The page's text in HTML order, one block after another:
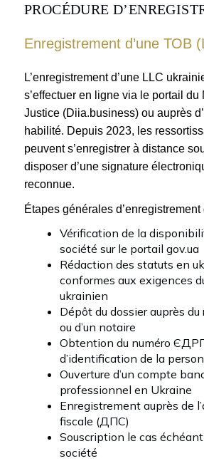
PROCÉDURE
Enregistrement d’une ТОВ
L’enregistrement d’une LLC
s’effectuer en ligne via le portail du
Justice (Diia.business) ou auprès
habilité. Depuis 2023, les
peuvent s’enregistrer à distance
disposer d’une signature
reconnue.
Étapes générales
Vérification de la
société sur le portail gov.ua
Rédaction des statuts en
conformes aux exigences
ukrainien
Dépôt du dossier auprès du
ou d’un notaire
Obtention du numéro
d’identification de la
Ouverture d’un compte
professionnel en Ukraine
Enregistrement auprès de
fiscale (ДПС)
Souscription le cas échéant
société